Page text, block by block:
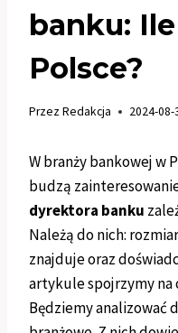
banku:
Polsce?
PrzezRedakcja 2024-08-
W branży bankowej w
budzą
dyrektora banku
Należą do nich:
znajduje oraz
artykule spojrzymy na
Będziemy analizować